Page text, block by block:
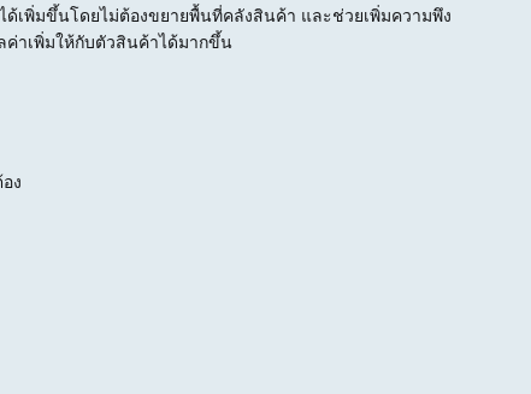
เพิ่มขึ้นโดยไม่ต้องขยายพื้นที่คลังสินค้า และช่วยเพิ่มความพึง
ค่าเพิ่มให้กับตัวสินค้าได้มากขึ้น
ง